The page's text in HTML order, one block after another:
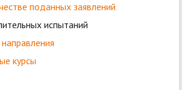
поданных заявлений
испытаний
курсы